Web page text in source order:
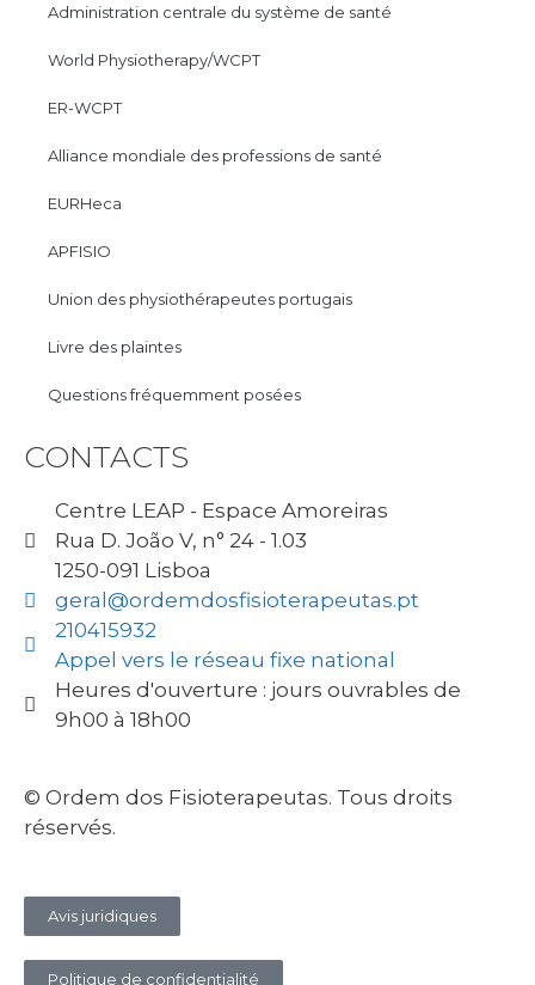
Administration centrale du système de santé
World Physiotherapy/WCPT
ER-WCPT
Alliance mondiale des professions de santé
EURHeca
APFISIO
Union des physiothérapeutes portugais
Livre des plaintes
Questions fréquemment posées
CONTACTS
Centre LEAP - Espace Amoreiras
Rua D. João V, n° 24 - 1.03
1250-091 Lisboa
geral@ordemdosfisioterapeutas.pt
210415932
Appel vers le réseau fixe national
Heures d'ouverture : jours ouvrables de
9h00 à 18h00
© Ordem dos Fisioterapeutas. Tous droits
réservés.
Avis juridiques
Politique de confidentialité